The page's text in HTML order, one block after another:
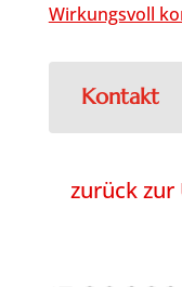
Wirkungsvoll
Kontakt
zurück